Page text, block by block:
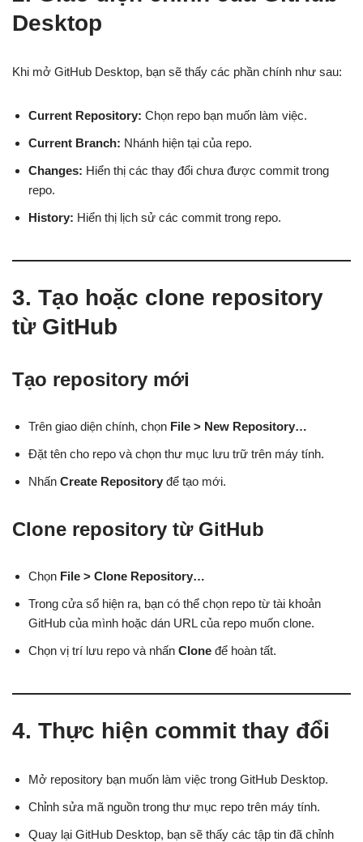
Desktop
Khi mở GitHub Desktop, bạn sẽ thấy các phần chính như sau:
Current Repository: Chọn repo bạn muốn làm việc.
Current Branch: Nhánh hiện tại của repo.
Changes: Hiển thị các thay đổi chưa được commit trong
repo.
History: Hiển thị lịch sử các commit trong repo.
3. Tạo hoặc clone repository
từ GitHub
Tạo repository mới
Trên giao diện chính, chọn File > New Repository…
Đặt tên cho repo và chọn thư mục lưu trữ trên máy tính.
Nhấn Create Repository để tạo mới.
Clone repository từ GitHub
Chọn File > Clone Repository…
Trong cửa sổ hiện ra, bạn có thể chọn repo từ tài khoản
GitHub của mình hoặc dán URL của repo muốn clone.
Chọn vị trí lưu repo và nhấn Clone để hoàn tất.
4. Thực hiện commit thay đổi
Mở repository bạn muốn làm việc trong GitHub Desktop.
Chỉnh sửa mã nguồn trong thư mục repo trên máy tính.
Quay lại GitHub Desktop, bạn sẽ thấy các tập tin đã chỉnh